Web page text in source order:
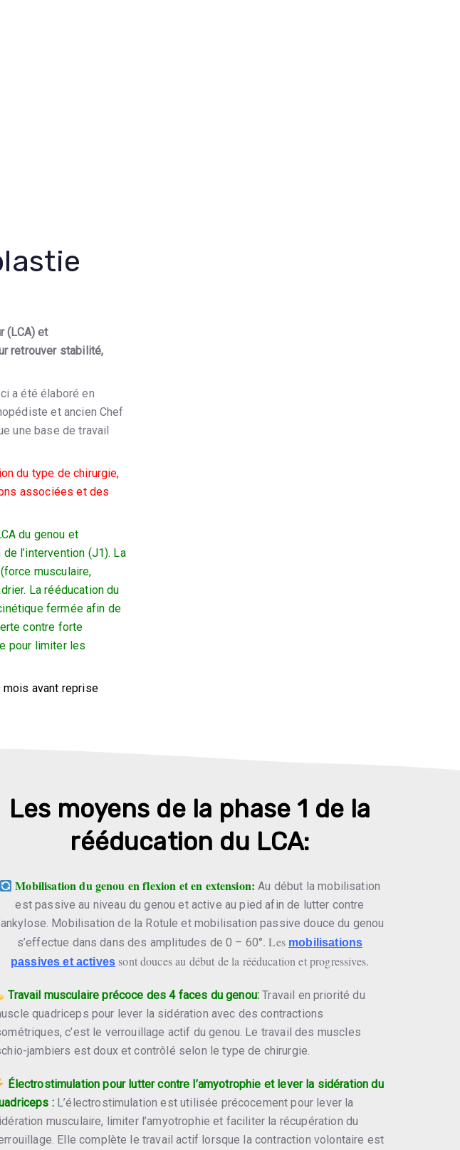
(LCA) et
retrouver stabilité,
a été élaboré en
et ancien Chef
une base de travail
du type de chirurgie,
associées et des
du genou et
l’intervention (J1). La
musculaire,
La rééducation du
fermée afin de
contre forte
pour limiter les
mois avant reprise
Les moyens de la phase 1 de la
rééducation du LCA:
Mobilisation du genou en flexion et en extension:Au début la mobilisation
est passive au niveau du genou et active au pied afin de lutter contre
Mobilisation de la Rotule et mobilisation passive douce du genou
s’effectue dans dans des amplitudes de 0 – 60°. Les mobilisations
passives et actives sont douces au début de la rééducation et progressives.
Travail musculaire précoce des 4 faces du genou: Travail en priorité du
quadriceps pour lever la sidération avec des contractions
c’est le verrouillage actif du genou. Le travail des muscles
jambiers est doux et contrôlé selon le type de chirurgie.
Électrostimulation pour lutter contre l’amyotrophie et lever la sidération du
:L’électrostimulation est utilisée précocement pour lever la
musculaire, limiter l’amyotrophie et faciliter la récupération du
Elle complète le travail actif lorsque la contraction volontaire est